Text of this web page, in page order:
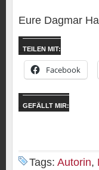
Eure Dagmar
TEILEN MIT:
Facebook
GEFÄLLT MIR:
Tags: Autorin,